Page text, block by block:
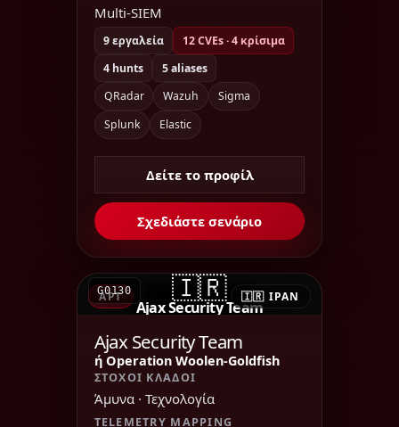
Multi-SIEM
9 εργαλεία
12 CVEs · 4 κρίσιμα
4 hunts
5 aliases
QRadar
Wazuh
Sigma
Splunk
Elastic
Δείτε το προφίλ
Σχεδιάστε σενάριο
APT 🇮🇷 ΙΡΆΝ
🇮🇷
Ajax Security Team
G0130
Ajax Security Team
ή Operation Woolen-Goldfish
ΣΤΌΧΟΙ ΚΛΆΔΟΙ
Άμυνα · Τεχνολογία
TELEMETRY MAPPING